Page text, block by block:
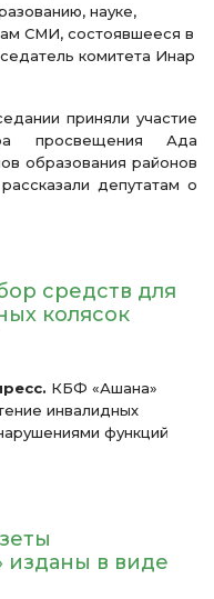
науке,
СМИ, состоявшееся в
комитета Инар
приняли участие
просвещения Ада
образования районов
депутатам о
средств для
колясок
КБФ «Ашана»
инвалидных
функций
изданы в виде